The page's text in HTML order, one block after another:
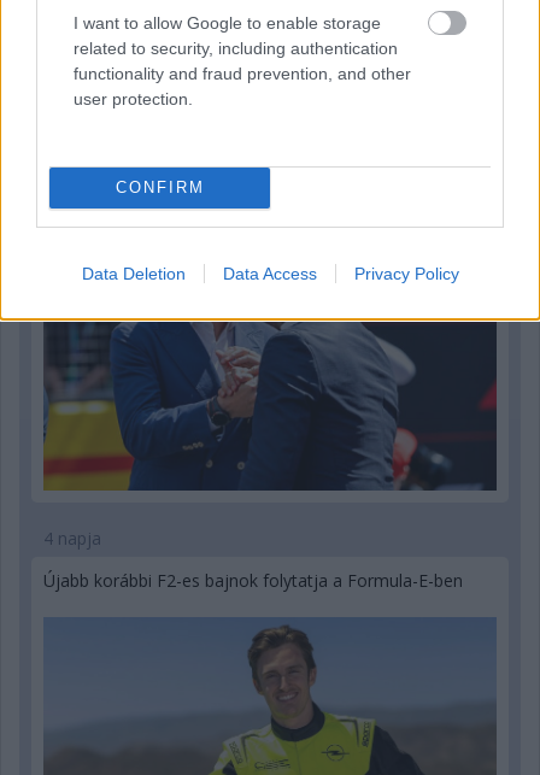
I want to allow Google to enable storage
related to security, including authentication
functionality and fraud prevention, and other
user protection.
CONFIRM
Data Deletion Data Access Privacy Policy
4 napja
4 napja
Újabb korábbi F2-es bajnok folytatja a Formula-E-ben